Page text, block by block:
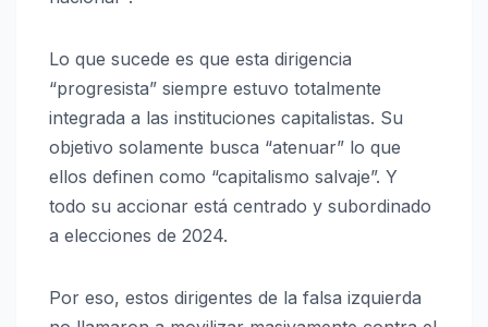
Lo que sucede es que esta dirigencia
“progresista” siempre estuvo totalmente
integrada a las instituciones capitalistas. Su
objetivo solamente busca “atenuar” lo que
ellos definen como “capitalismo salvaje”. Y
todo su accionar está centrado y subordinado
a elecciones de 2024.
Por eso, estos dirigentes de la falsa izquierda